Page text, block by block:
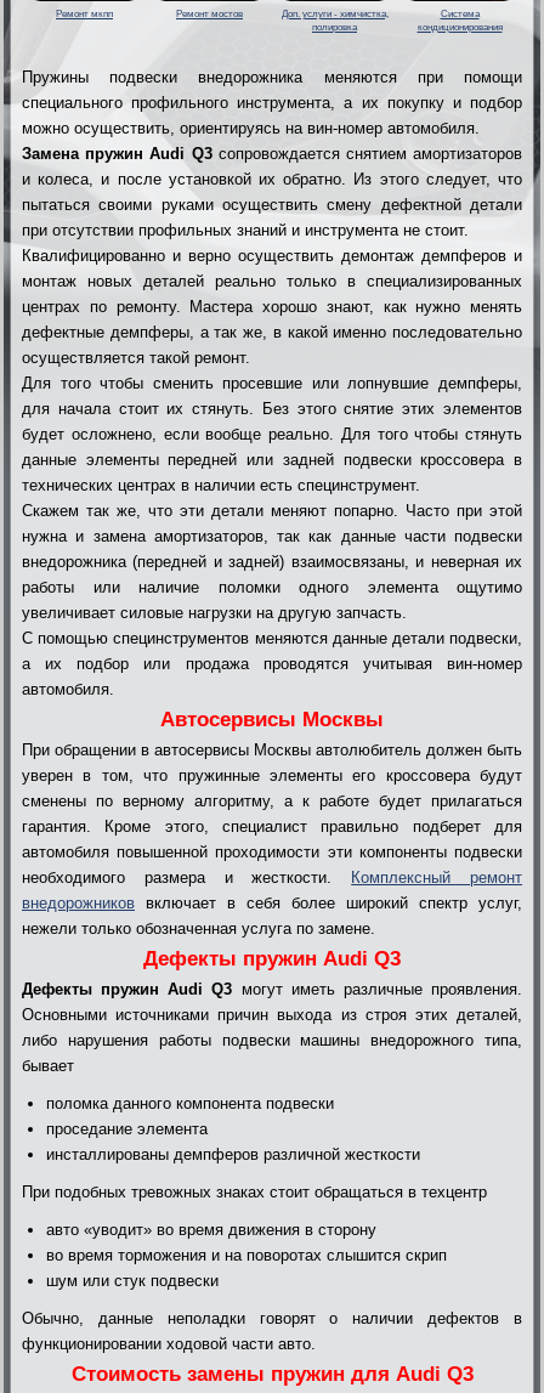
Ремонт мкпп Ремонт мостов
Доп. услуги - химчистка,
полировка
Система
кондиционирования
Пружины подвески внедорожника меняются при помощи
специального профильного инструмента, а их покупку и подбор
можно осуществить, ориентируясь на вин-номер автомобиля.
Замена пружин Audi Q3сопровождается снятием амортизаторов
и колеса, и после установкой их обратно. Из этого следует, что
пытаться своими руками осуществить смену дефектной детали
при отсутствии профильных знаний и инструмента не стоит.
Квалифицированно и верно осуществить демонтаж демпферов и
монтаж новых деталей реально только в специализированных
центрах по ремонту. Мастера хорошо знают, как нужно менять
дефектные демпферы, а так же, в какой именно последовательно
осуществляется такой ремонт.
Для того чтобы сменить просевшие или лопнувшие демпферы,
для начала стоит их стянуть. Без этого снятие этих элементов
будет осложнено, если вообще реально. Для того чтобы стянуть
данные элементы передней или задней подвески кроссовера в
технических центрах в наличии есть специнструмент.
Скажем так же, что эти детали меняют попарно. Часто при этой
нужна и замена амортизаторов, так как данные части подвески
внедорожника (передней и задней) взаимосвязаны, и неверная их
работы или наличие поломки одного элемента ощутимо
увеличивает силовые нагрузки на другую запчасть.
С помощью специнструментов меняются данные детали подвески,
а их подбор или продажа проводятся учитывая вин-номер
автомобиля.
Автосервисы Москвы
При обращении в автосервисы Москвы автолюбитель должен быть
уверен в том, что пружинные элементы его кроссовера будут
сменены по верному алгоритму, а к работе будет прилагаться
гарантия. Кроме этого, специалист правильно подберет для
автомобиля повышенной проходимости эти компоненты подвески
необходимого размера и жесткости. Комплексный ремонт
внедорожников включает в себя более широкий спектр услуг,
нежели только обозначенная услуга по замене.
Дефекты пружин Audi Q3
Дефекты пружин Audi Q3 могут иметь различные проявления.
Основными источниками причин выхода из строя этих деталей,
либо нарушения работы подвески машины внедорожного типа,
бывает
поломка данного компонента подвески
проседание элемента
инсталлированы демпферов различной жесткости
При подобных тревожных знаках стоит обращаться в техцентр
авто «уводит» во время движения в сторону
во время торможения и на поворотах слышится скрип
шум или стук подвески
Обычно, данные неполадки говорят о наличии дефектов в
функционировании ходовой части авто.
Стоимость замены пружин для Audi Q3